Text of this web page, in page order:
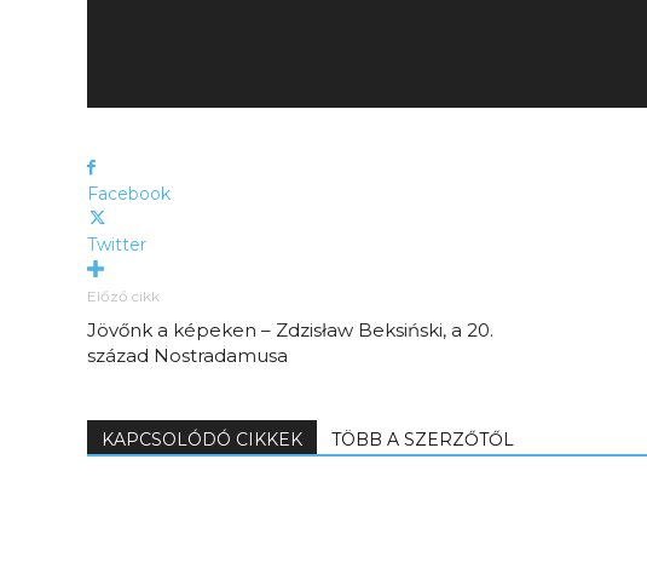
Facebook
Twitter
Előző cikk
Jövőnk a képeken – Zdzisław Beksiński, a 20.
század Nostradamusa
KAPCSOLÓDÓ CIKKEK TÖBB A SZERZŐTŐL